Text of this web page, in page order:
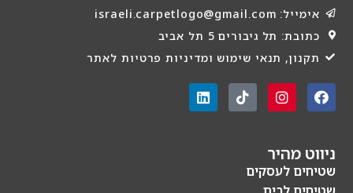
אימייל: israeli.carpetlogo@gmail.com
כתובת: תל גיבורים 5 תל אביב
תקנון, תנאי שימוש ומדיניות פרטיות לאתר
ניווט מהיר
שטיחים לעסקים